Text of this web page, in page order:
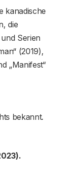
kanadische
die
Serien
(2019),
„Manifest“
bekannt.